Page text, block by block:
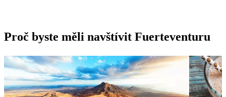
Proč byste měli navštívit Fuerteventuru